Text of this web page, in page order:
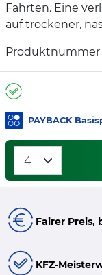
Fahrten. Eine
auf trockener,
Produktnummer
PAYBACK
Fairer Preis,
KFZ-